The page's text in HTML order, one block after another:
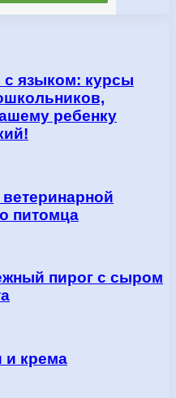
с языком: курсы
ребенку
питомца
пирог с сыром
и крема